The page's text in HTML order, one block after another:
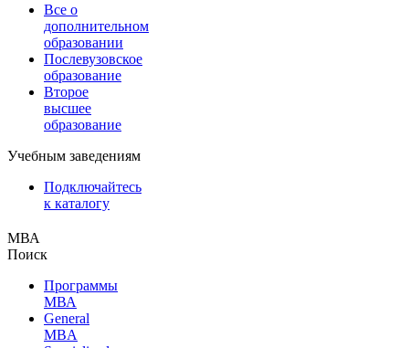
Все о
дополнительном
образовании
Послевузовское
образование
Второе
высшее
образование
Учебным заведениям
Подключайтесь
к каталогу
МВА
Поиск
Программы
МВА
General
MBA